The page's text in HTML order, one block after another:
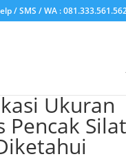
/ SMS / WA :
Ukuran
Pencak